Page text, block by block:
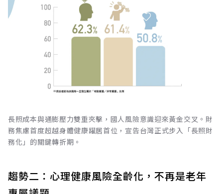
長照成本與通膨壓力雙重夾擊，國人風險意識迎來黃金交叉。財
務焦慮首度超越身體健康躍居首位，宣告台灣正式步入「長照財
務化」的關鍵轉折期。
趨勢二：心理健康風險全齡化，不再是老年